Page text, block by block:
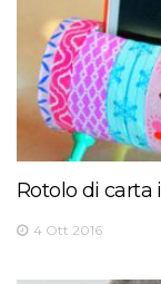
Rotolo di
4 Ott 2016